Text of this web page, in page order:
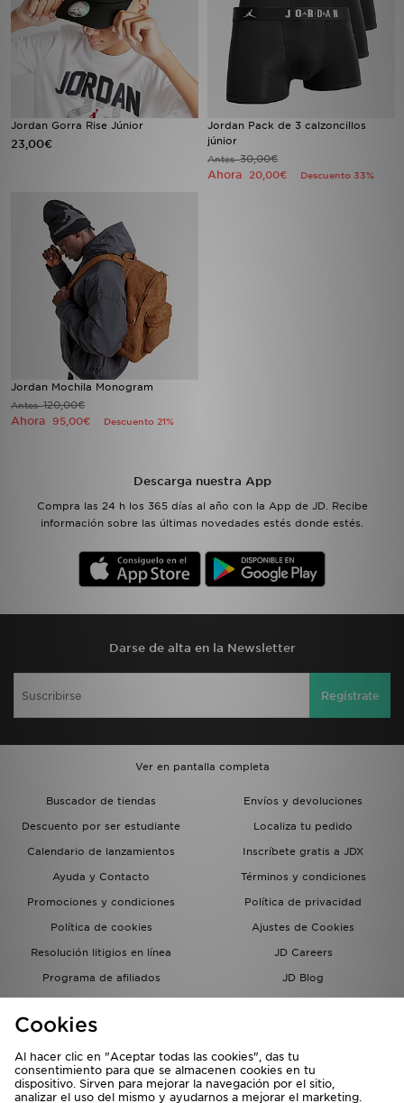
Jordan Gorra Rise Júnior
23,00€
Jordan Pack de 3 calzoncillos
júnior
Antes30,00€
Ahora 20,00€ Descuento 33%
Jordan Mochila Monogram
Antes120,00€
Ahora 95,00€ Descuento 21%
Descarga nuestra App
Compra las 24 h los 365 días al año con la App de JD. Recibe
información sobre las últimas novedades estés donde estés.
Darse de alta en la Newsletter
Regístrate
Ver en pantalla completa
Buscador de tiendas
Envíos y devoluciones
Descuento por ser estudiante
Localiza tu pedido
Calendario de lanzamientos
Inscríbete gratis a JDX
Ayuda y Contacto
Términos y condiciones
Promociones y condiciones
Política de privacidad
Política de cookies
Ajustes de Cookies
Resolución litigios en línea
JD Careers
Programa de afiliados
JD Blog
del grupo JD - Whistleblowing
Cookies
Al hacer clic en "Aceptar todas las cookies", das tu
consentimiento para que se almacenen cookies en tu
dispositivo. Sirven para mejorar la navegación por el sitio,
analizar el uso del mismo y ayudarnos a mejorar el marketing.